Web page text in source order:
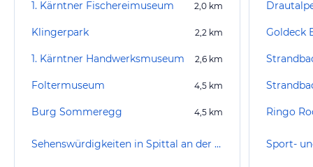
1. Kärntner Fischereimuseum 2,0 km
Klingerpark 2,2 km
1. Kärntner Handwerksmuseum 2,6 km
Foltermuseum 4,5 km
Burg Sommeregg 4,5 km
Sehenswürdigkeiten in Spittal an der Drau
Goldeck
Ringo